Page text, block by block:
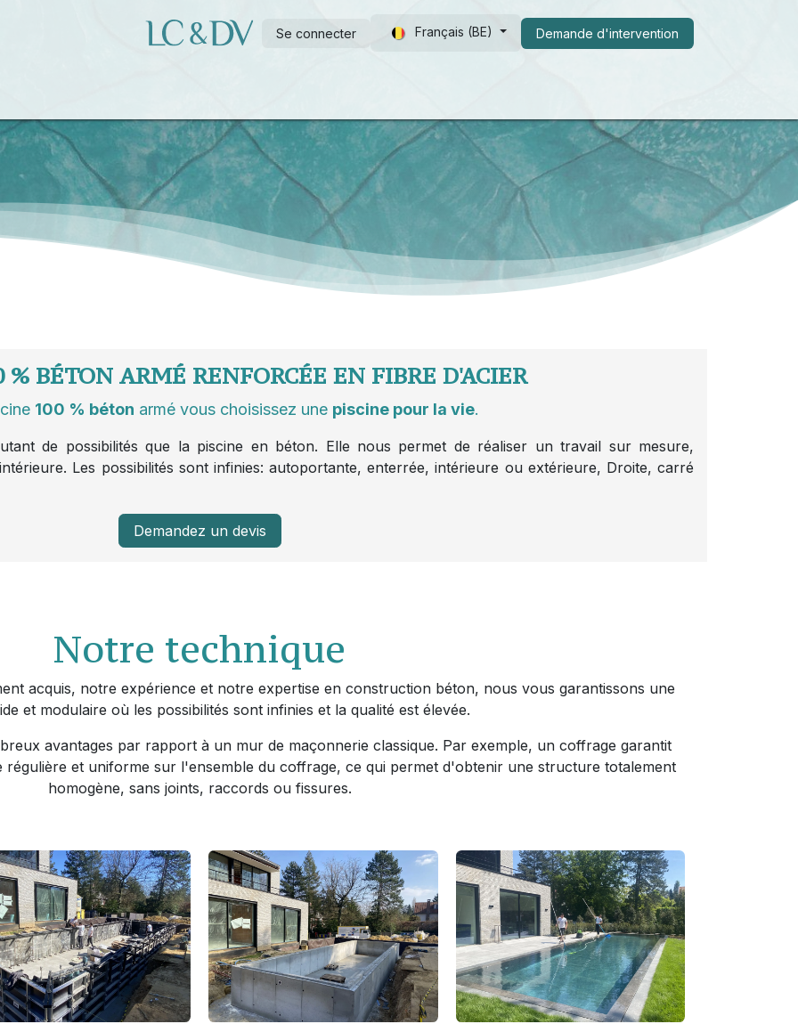
Se connecter Français (BE) Demande d​​'intervention
% BÉTON ARMÉ RENFORCÉE EN FIBRE D'ACIER
100 % béton armé vous choisissez une piscine pour la vie.
de possibilités que la piscine en béton. Elle nous permet de réaliser un travail sur mesure,
Les possibilités sont infinies: autoportante, enterrée, intérieure ou extérieure, Droite, carré
Demandez un devis
Notre technique
acquis, notre expérience et notre expertise en construction béton, nous vous garantissons une
et modulaire où les possibilités sont infinies et la qualité est élevée.
avantages par rapport à un mur de maçonnerie classique. Par exemple, un coffrage garantit
et uniforme sur l'ensemble du coffrage, ce qui permet d'obtenir une structure totalement
homogène, sans joints, raccords ou fissures.